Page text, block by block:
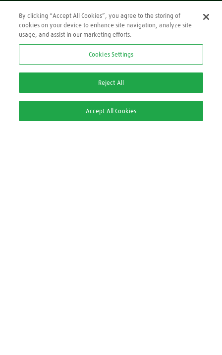
Dúvidas?
Perguntas Frequentes
*Preços exibidos sem impostos
2ª via Nota Fiscal/Boleto:
By clicking “Accept All Cookies”, you agree to the storing of
cookies on your device to enhance site navigation, analyze site
usage, and assist in our marketing efforts.
Cookies Settings
Reject All
Accept All Cookies